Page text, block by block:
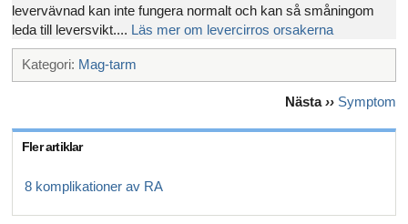
levervävnad kan inte fungera normalt och kan så småningom
leda till leversvikt.... Läs mer om levercirros orsakerna
Kategori: Mag-tarm
Nästa›› Symptom
Fler artiklar
8 komplikationer av RA